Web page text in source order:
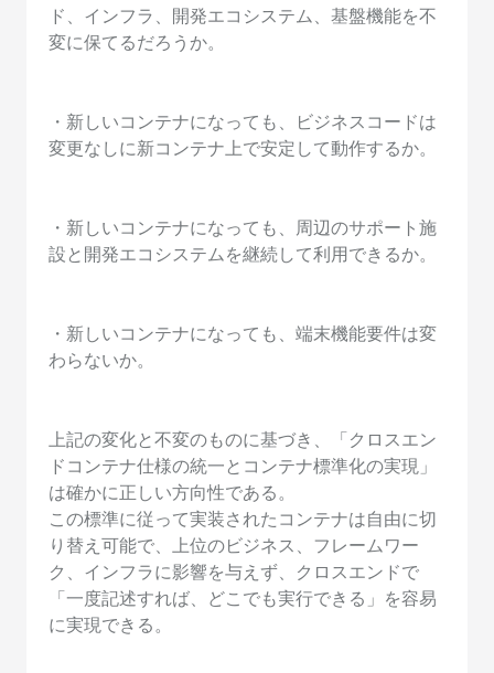
ド、インフラ、開発エコシステム、基盤機能を不
変に保てるだろうか。
・新しいコンテナになっても、ビジネスコードは
変更なしに新コンテナ上で安定して動作するか。
・新しいコンテナになっても、周辺のサポート施
設と開発エコシステムを継続して利用できるか。
・新しいコンテナになっても、端末機能要件は変
わらないか。
上記の変化と不変のものに基づき、「クロスエン
ドコンテナ仕様の統一とコンテナ標準化の実現」
は確かに正しい方向性である。
この標準に従って実装されたコンテナは自由に切
り替え可能で、上位のビジネス、フレームワー
ク、インフラに影響を与えず、クロスエンドで
「一度記述すれば、どこでも実行できる」を容易
に実現できる。